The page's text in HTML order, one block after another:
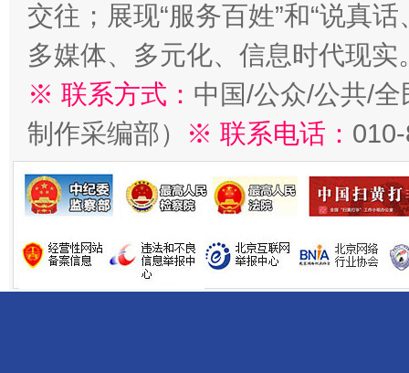
交往；展现“服务百姓”和“说真
多媒体、多元化、信息时代现实
※ 联系方式： 中国/公众/公共/
制作采编部）
※ 联系电话：